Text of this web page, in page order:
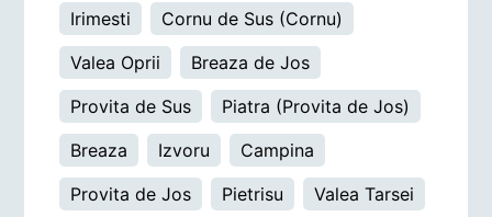
Irimesti
Cornu de Sus (Cornu)
Valea Oprii
Breaza de Jos
Provita de Sus
Piatra (Provita de Jos)
Breaza
Izvoru
Campina
Provita de Jos
Pietrisu
Valea Tarsei